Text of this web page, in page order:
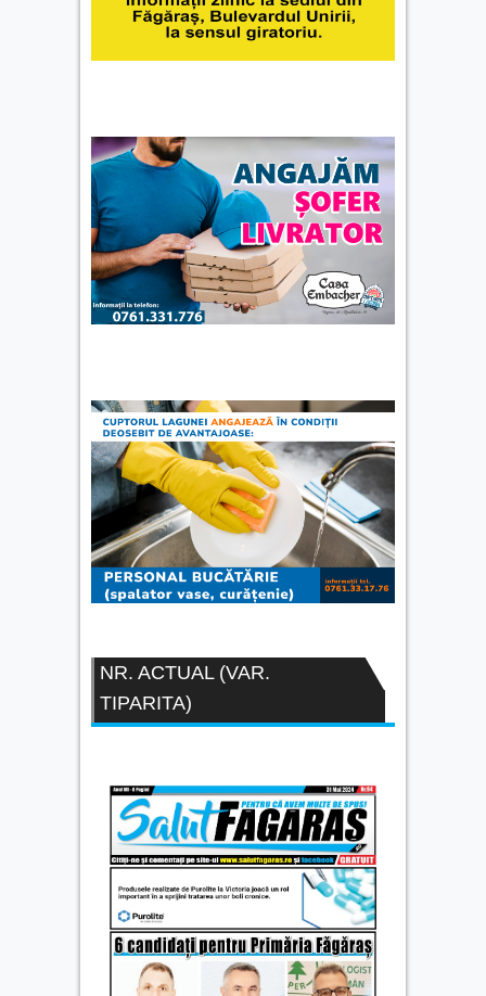
NR. ACTUAL (VAR.
TIPARITA)